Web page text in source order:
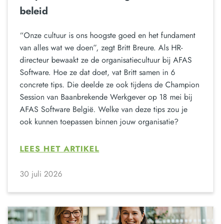
beleid
“Onze cultuur is ons hoogste goed en het fundament
van alles wat we doen”, zegt Britt Breure. Als HR-
directeur bewaakt ze de organisatiecultuur bij AFAS
Software. Hoe ze dat doet, vat Britt samen in 6
concrete tips. Die deelde ze ook tijdens de Champion
Session van Baanbrekende Werkgever op 18 mei bij
AFAS Software België. Welke van deze tips zou je
ook kunnen toepassen binnen jouw organisatie?
LEES HET ARTIKEL
30 juli 2026